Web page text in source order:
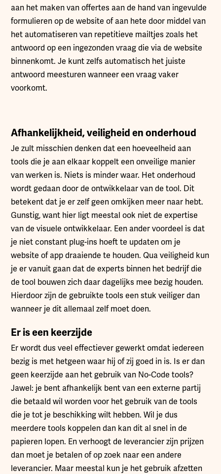
aan het maken van offertes aan de hand van ingevulde
formulieren op de website of aan hete door middel van
het automatiseren van repetitieve mailtjes zoals het
antwoord op een ingezonden vraag die via de website
binnenkomt. Je kunt zelfs automatisch het juiste
antwoord meesturen wanneer een vraag vaker
voorkomt.
Afhankelijkheid, veiligheid en onderhoud
Je zult misschien denken dat een hoeveelheid aan
tools die je aan elkaar koppelt een onveilige manier
van werken is. Niets is minder waar. Het onderhoud
wordt gedaan door de ontwikkelaar van de tool. Dit
betekent dat je er zelf geen omkijken meer naar hebt.
Gunstig, want hier ligt meestal ook niet de expertise
van de visuele ontwikkelaar. Een ander voordeel is dat
je niet constant plug-ins hoeft te updaten om je
website of app draaiende te houden. Qua veiligheid kun
je er vanuit gaan dat de experts binnen het bedrijf die
de tool bouwen zich daar dagelijks mee bezig houden.
Hierdoor zijn de gebruikte tools een stuk veiliger dan
wanneer je dit allemaal zelf moet doen.
Er is een keerzijde
Er wordt dus veel effectiever gewerkt omdat iedereen
bezig is met hetgeen waar hij of zij goed in is. Is er dan
geen keerzijde aan het gebruik van No-Code tools?
Jawel: je bent afhankelijk bent van een externe partij
die betaald wil worden voor het gebruik van de tools
die je tot je beschikking wilt hebben. Wil je dus
meerdere tools koppelen dan kan dit al snel in de
papieren lopen. En verhoogt de leverancier zijn prijzen
dan moet je betalen of op zoek naar een andere
leverancier. Maar meestal kun je het gebruik afzetten